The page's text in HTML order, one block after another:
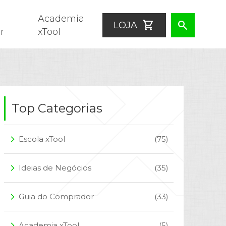
Academia
xTool
LOJA shopping_cart search
Top Categorias
arrow_forward_ios Escola xTool (75)
arrow_forward_ios Ideias de Negócios (35)
arrow_forward_ios Guia do Comprador (33)